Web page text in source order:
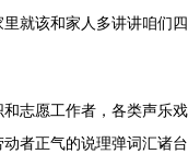
就该和家人多讲讲咱们四
志愿工作者，各类声乐戏
者正气的说理弹词汇诸台